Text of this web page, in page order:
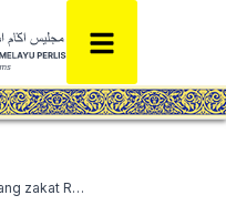
TNB sumbang zakat RM1 juta kepada MAIPs